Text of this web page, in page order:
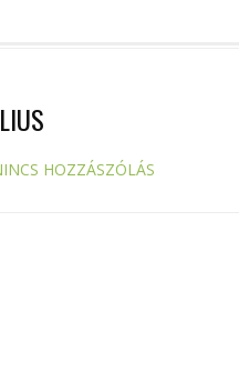
HOZZÁSZÓLÁS